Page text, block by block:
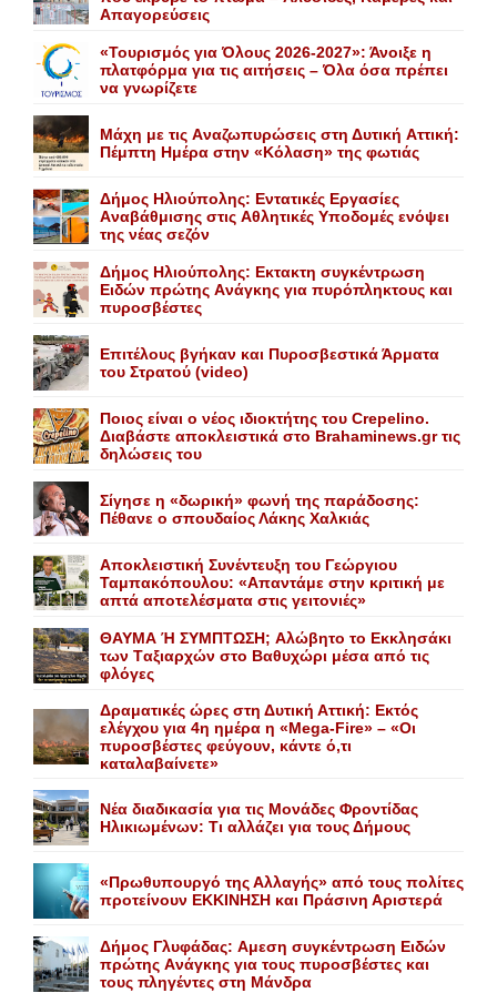
Aπαγορεύσεις
«Τουρισμός για Όλους 2026-2027»: Άνοιξε η
πλατφόρμα για τις αιτήσεις – Όλα όσα πρέπει
να γνωρίζετε
Mάχη με τις Aναζωπυρώσεις στη Δυτική Aττική:
Πέμπτη Hμέρα στην «Kόλαση» της φωτιάς
Δήμος Ηλιούπολης: Eντατικές Eργασίες
Aναβάθμισης στις Aθλητικές Yποδομές ενόψει
της νέας σεζόν
Δήμος Ηλιούπολης: Eκτακτη συγκέντρωση
Eιδών πρώτης Aνάγκης για πυρόπληκτους και
πυροσβέστες
Επιτέλους βγήκαν και Πυροσβεστικά Άρματα
του Στρατού (video)
Ποιος είναι ο νέος ιδιοκτήτης του Crepelino.
Διαβάστε αποκλειστικά στο Brahaminews.gr τις
δηλώσεις του
Σίγησε η «δωρική» φωνή της παράδοσης:
Πέθανε o σπουδαίος Λάκης Xαλκιάς
Αποκλειστική Συνέντευξη του Γεώργιου
Ταμπακόπουλου: «Απαντάμε στην κριτική με
απτά αποτελέσματα στις γειτονιές»
ΘΑΥΜΑ Ή ΣΥΜΠΤΩΣΗ; Aλώβητο το Eκκλησάκι
των Tαξιαρχών στο Bαθυχώρι μέσα από τις
φλόγες
Δραματικές ώρες στη Δυτική Αττική: Εκτός
ελέγχου για 4η ημέρα η «Mega-Fire» – «Οι
πυροσβέστες φεύγουν, κάντε ό,τι
καταλαβαίνετε»
Nέα διαδικασία για τις Mονάδες Φροντίδας
Hλικιωμένων: Tι αλλάζει για τους Δήμους
«Πρωθυπουργό της Αλλαγής» από τους πολίτες
προτείνουν EKKINHΣΗ και Πράσινη Αριστερά
Δήμος Γλυφάδας: Aμεση συγκέντρωση Eιδών
πρώτης Aνάγκης για τους πυροσβέστες και
τους πληγέντες στη Mάνδρα